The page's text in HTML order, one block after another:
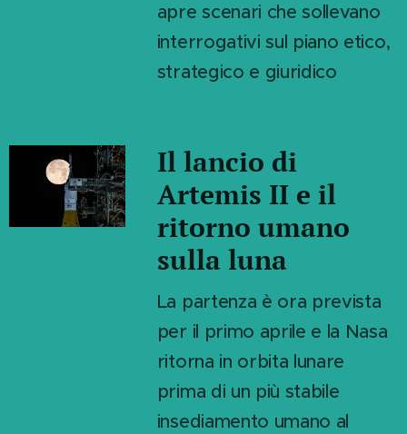
apre scenari che sollevano
interrogativi sul piano etico,
strategico e giuridico
Il lancio di
Artemis II e il
ritorno umano
sulla luna
La partenza è ora prevista
per il primo aprile e la Nasa
ritorna in orbita lunare
prima di un più stabile
insediamento umano al